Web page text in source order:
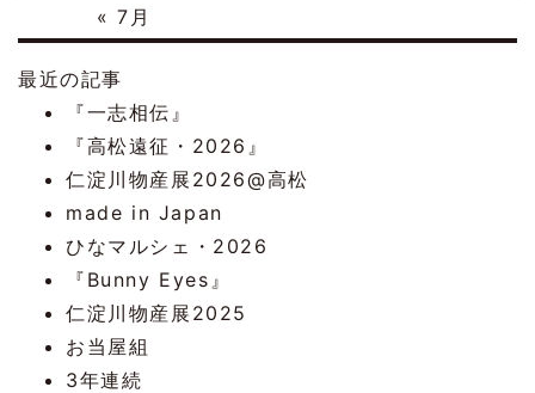
« 7月
最近の記事
『一志相伝』
『高松遠征・2026』
仁淀川物産展2026@高松
made in Japan
ひなマルシェ・2026
『Bunny Eyes』
仁淀川物産展2025
お当屋組
3年連続